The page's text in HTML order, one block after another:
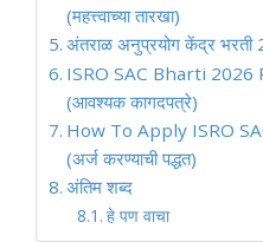
(महत्त्वाच्या तारखा)
अंतराळ अनुप्रयोग केंद्र भरती
ISRO SAC Bharti
(आवश्यक कागदपत्रे)
How To Apply ISRO
(अर्ज करण्याची पद्धत)
अंतिम शब्द
हे पण वाचा